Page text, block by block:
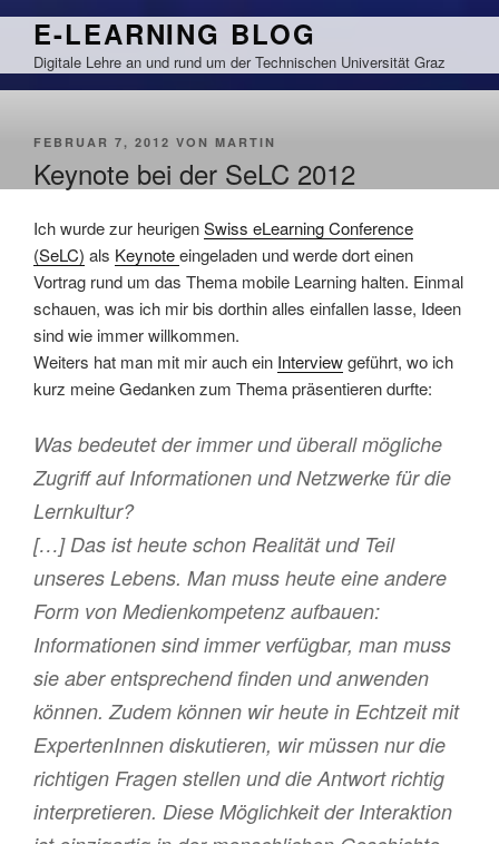
Zum
springen
E-LEARNING BLOG
Digitale Lehre an und rund um der Technischen Universität Graz
VERÖFFENTLICHT
FEBRUAR 7, 2012 VON MARTIN
Keynote bei der SeLC 2012
Ich wurde zur heurigenSwiss eLearning Conference
(SeLC) als Keynoteeingeladen und werde dort einen
Vortrag rund um das Thema mobile Learning halten. Einmal
schauen, was ich mir bis dorthin alles einfallen lasse, Ideen
sind wie immer willkommen.
Weiters hat man mit mir auch ein Interviewgeführt, wo ich
kurz meine Gedanken zum Thema präsentieren durfte:
Was bedeutet der immer und überall mögliche
Zugriff auf Informationen und Netzwerke für die
Lernkultur?
[…] Das ist heute schon Realität und Teil
unseres Lebens. Man muss heute eine andere
Form von Medienkompetenz aufbauen:
Informationen sind immer verfügbar, man muss
sie aber entsprechend finden und anwenden
können. Zudem können wir heute in Echtzeit mit
ExpertenInnen diskutieren, wir müssen nur die
richtigen Fragen stellen und die Antwort richtig
interpretieren. Diese Möglichkeit der Interaktion